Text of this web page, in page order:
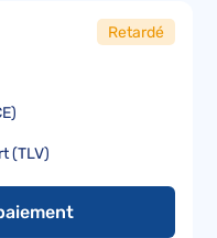
Retardé
(TLV)